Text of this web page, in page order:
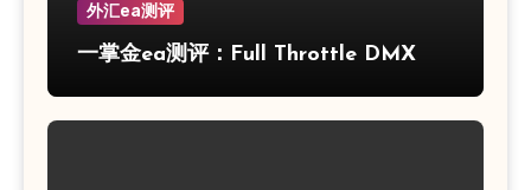
外汇ea测评
一掌金ea测评：Full Throttle DMX